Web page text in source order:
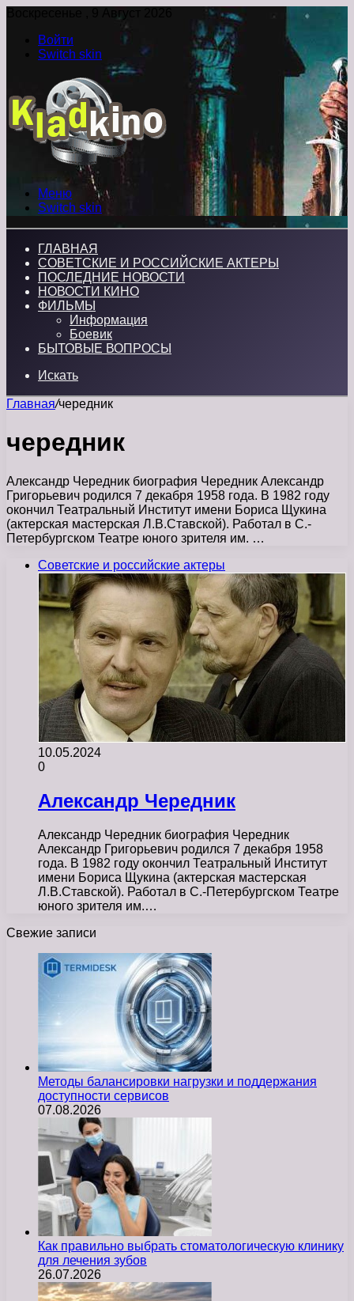
Воскресенье , 9 Август 2026
Войти
Switch skin
Меню
Switch skin
ГЛАВНАЯ
СОВЕТСКИЕ И РОССИЙСКИЕ АКТЕРЫ
ПОСЛЕДНИЕ НОВОСТИ
НОВОСТИ КИНО
ФИЛЬМЫ
Информация
Боевик
БЫТОВЫЕ ВОПРОСЫ
Искать
Главная/чередник
чередник
Александр Чередник биография Чередник Александр
Григорьевич родился 7 декабря 1958 года. В 1982 году
окончил Театральный Институт имени Бориса Щукина
(актерская мастерская Л.В.Ставской). Работал в С.-
Петербургском Театре юного зрителя им. …
Советские и российские актеры
10.05.2024
0
Александр Чередник
Александр Чередник биография Чередник
Александр Григорьевич родился 7 декабря 1958
года. В 1982 году окончил Театральный Институт
имени Бориса Щукина (актерская мастерская
Л.В.Ставской). Работал в С.-Петербургском Театре
юного зрителя им.…
Свежие записи
Методы балансировки нагрузки и поддержания
доступности сервисов
07.08.2026
Как правильно выбрать стоматологическую клинику
для лечения зубов
26.07.2026